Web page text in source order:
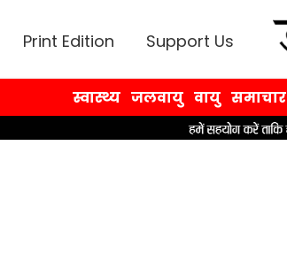
Print Edition Support Us
स्वास्थ्य जलवायु वायु समाचार